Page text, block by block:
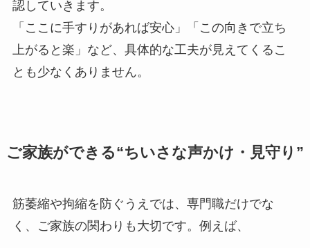
認していきます。
「ここに手すりがあれば安心」「この向きで立ち
上がると楽」など、具体的な工夫が見えてくるこ
とも少なくありません。
ご家族ができる“ちいさな声かけ・見守り”
筋萎縮や拘縮を防ぐうえでは、専門職だけでな
く、ご家族の関わりも大切です。例えば、